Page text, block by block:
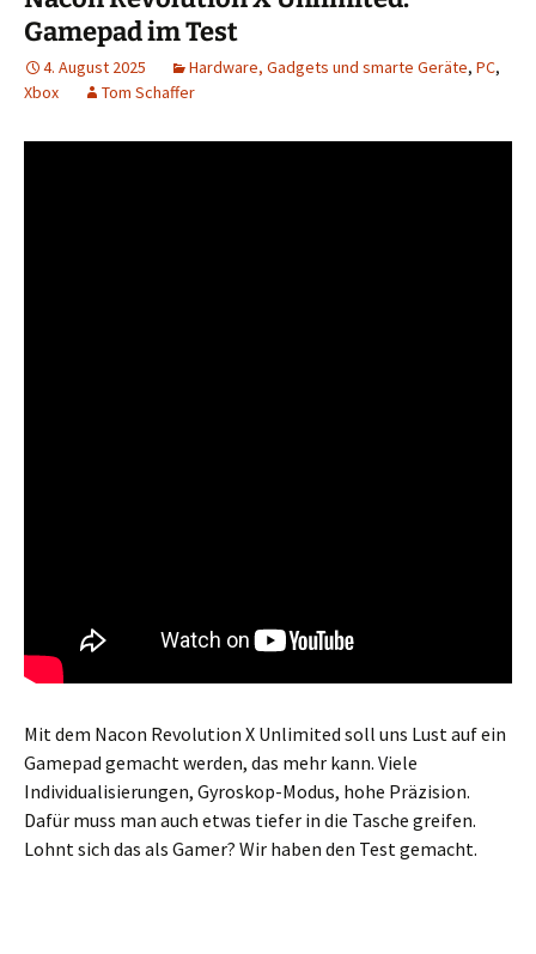
Gamepad im Test
4. August 2025 Hardware, Gadgets und smarte Geräte, PC,
Xbox
Tom Schaffer
Mit dem Nacon Revolution X Unlimited soll uns Lust auf ein
Gamepad gemacht werden, das mehr kann. Viele
Individualisierungen, Gyroskop-Modus, hohe Präzision.
Dafür muss man auch etwas tiefer in die Tasche greifen.
Lohnt sich das als Gamer? Wir haben den Test gemacht.